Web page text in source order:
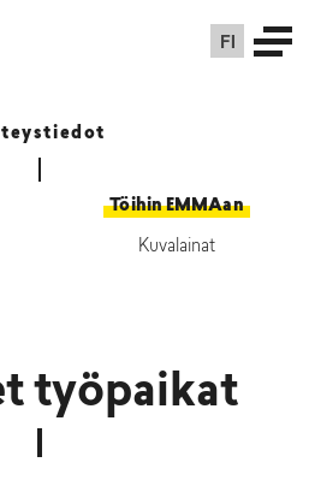
FI
Töihin EMMAan
Kuvalainat
työpaikat